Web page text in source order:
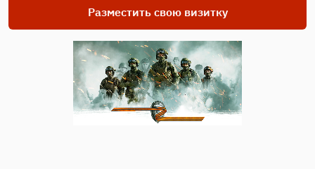
Разместить свою визитку